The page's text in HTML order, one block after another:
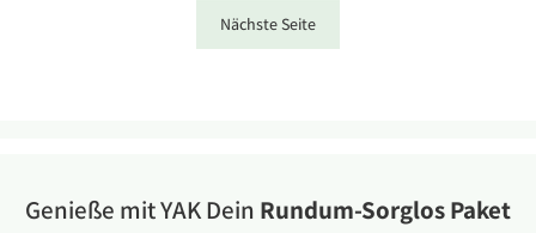
Nächste Seite
Genieße mit YAK Dein Rundum-Sorglos Paket